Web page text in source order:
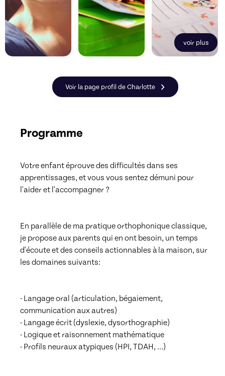
voir plus
Voir la page profil de Charlotte
Programme
Votre enfant éprouve des difficultés dans ses
apprentissages, et vous vous sentez démuni pour
l'aider et l'accompagner ?
En parallèle de ma pratique orthophonique classique,
je propose aux parents qui en ont besoin, un temps
d'écoute et des conseils actionnables à la maison, sur
les domaines suivants:
- Langage oral (articulation, bégaiement,
communication aux autres)
- Langage écrit (dyslexie, dysorthographie)
- Logique et raisonnement mathématique
- Profils neuraux atypiques (HPI, TDAH, ...)